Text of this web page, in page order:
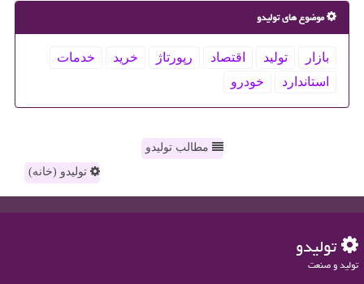
موضوع های تولیدو
بازار تولید اقتصاد رپورتاژ خرید
خدمات
استاندارد
خودرو
مطالب تولیدو
تولیدو (خانه)
تولیدو
تولید و صنعت